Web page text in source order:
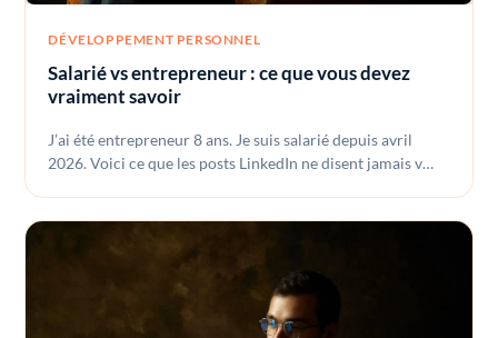
DÉVELOPPEMENT PERSONNEL
Salarié vs entrepreneur : ce que vous devez
vraiment savoir
J’ai été entrepreneur 8 ans. Je suis salarié depuis avril
2026. Voici ce que les posts LinkedIn ne disent jamais v…